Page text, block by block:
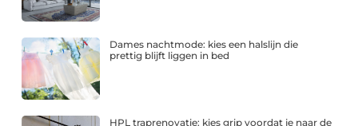
Dames nachtmode: kies een halslijn die
prettig blijft liggen in bed
HPL traprenovatie: kies grip voordat je naar de